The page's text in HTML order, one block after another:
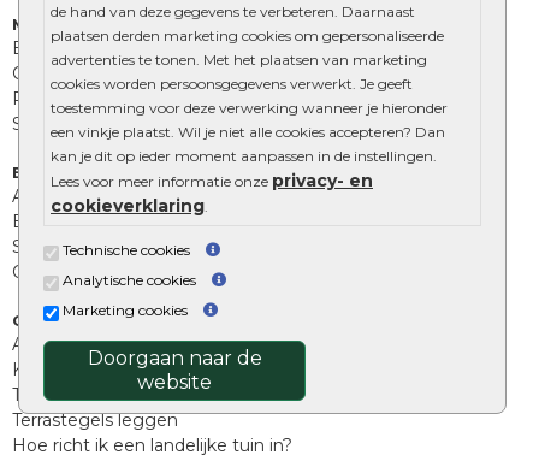
de hand van deze gegevens te verbeteren. Daarnaast
plaatsen derden marketing cookies om gepersonaliseerde
advertenties te tonen. Met het plaatsen van marketing
cookies worden persoonsgegevens verwerkt. Je geeft
toestemming voor deze verwerking wanneer je hieronder
een vinkje plaatst. Wil je niet alle cookies accepteren? Dan
kan je dit op ieder moment aanpassen in de instellingen.
Lees voor meer informatie onze privacy- en
cookieverklaring
Technische cookies
Analytische cookies
Marketing cookies
Doorgaan naar de
website
Muurelementen
Betonbielzen
Opsluitbanden
Palissades
Stapelblokken
Extra benodigdheden
Afwatering en diversen
Beplantings en betonelementen
Split, grind en zand
Oprit tegels
Overig
Aanbiedingen
Kunstgras
Tuintegels outlet
Terrastegels leggen
Hoe richt ik een landelijke tuin in?